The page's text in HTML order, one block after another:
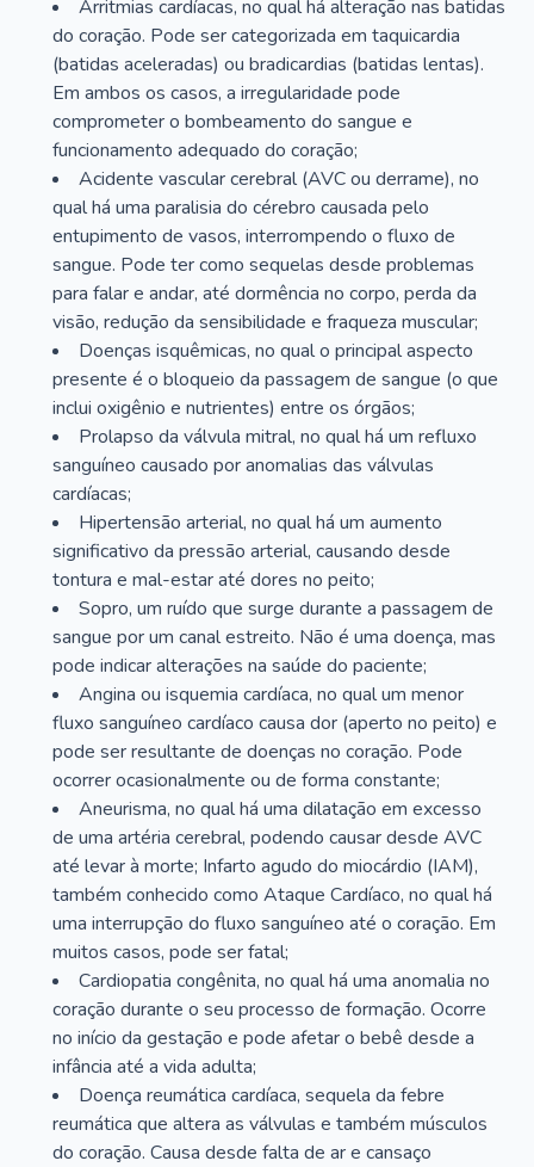
Arritmias cardíacas, no qual há alteração nas batidas
do coração. Pode ser categorizada em taquicardia
(batidas aceleradas) ou bradicardias (batidas lentas).
Em ambos os casos, a irregularidade pode
comprometer o bombeamento do sangue e
funcionamento adequado do coração;
Acidente vascular cerebral (AVC ou derrame), no
qual há uma paralisia do cérebro causada pelo
entupimento de vasos, interrompendo o fluxo de
sangue. Pode ter como sequelas desde problemas
para falar e andar, até dormência no corpo, perda da
visão, redução da sensibilidade e fraqueza muscular;
Doenças isquêmicas, no qual o principal aspecto
presente é o bloqueio da passagem de sangue (o que
inclui oxigênio e nutrientes) entre os órgãos;
Prolapso da válvula mitral, no qual há um refluxo
sanguíneo causado por anomalias das válvulas
cardíacas;
Hipertensão arterial, no qual há um aumento
significativo da pressão arterial, causando desde
tontura e mal-estar até dores no peito;
Sopro, um ruído que surge durante a passagem de
sangue por um canal estreito. Não é uma doença, mas
pode indicar alterações na saúde do paciente;
Angina ou isquemia cardíaca, no qual um menor
fluxo sanguíneo cardíaco causa dor (aperto no peito) e
pode ser resultante de doenças no coração. Pode
ocorrer ocasionalmente ou de forma constante;
Aneurisma, no qual há uma dilatação em excesso
de uma artéria cerebral, podendo causar desde AVC
até levar à morte; Infarto agudo do miocárdio (IAM),
também conhecido como Ataque Cardíaco, no qual há
uma interrupção do fluxo sanguíneo até o coração. Em
muitos casos, pode ser fatal;
Cardiopatia congênita, no qual há uma anomalia no
coração durante o seu processo de formação. Ocorre
no início da gestação e pode afetar o bebê desde a
infância até a vida adulta;
Doença reumática cardíaca, sequela da febre
reumática que altera as válvulas e também músculos
do coração. Causa desde falta de ar e cansaço